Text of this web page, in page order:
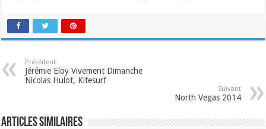
Précédent
Jérémie Eloy Vivement Dimanche
Nicolas Hulot, Kitesurf
Suivant
North Vegas 2014
Articles similaires